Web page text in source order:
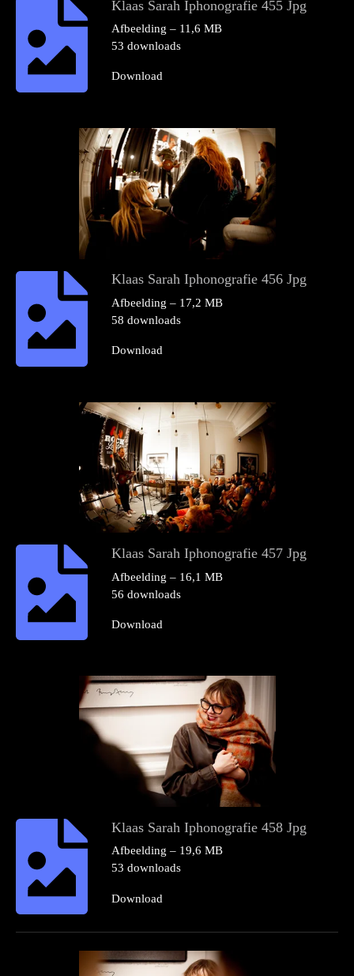
Klaas Sarah Iphonografie 455 Jpg
Afbeelding – 11,6 MB
53 downloads
Download
Klaas Sarah Iphonografie 456 Jpg
Afbeelding – 17,2 MB
58 downloads
Download
Klaas Sarah Iphonografie 457 Jpg
Afbeelding – 16,1 MB
56 downloads
Download
Klaas Sarah Iphonografie 458 Jpg
Afbeelding – 19,6 MB
53 downloads
Download